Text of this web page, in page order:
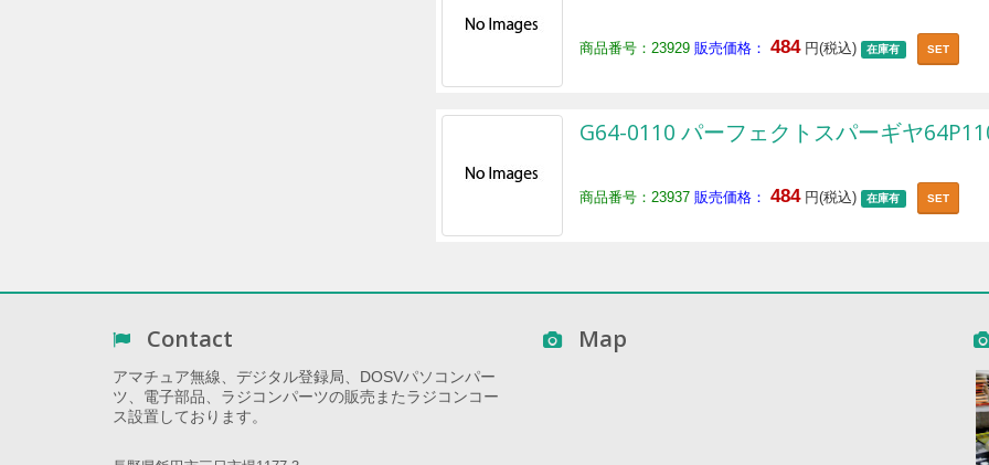
商品番号：23929 販売価格： 484円(税込) 在庫有 SET
G64-0110 パーフェクトスパーギヤ
商品番号：23937 販売価格： 484円(税込) 在庫有 SET
Contact
アマチュア無線、デジタル登録局、DOSVパソコンパー
ツ、電子部品、ラジコンパーツの販売またラジコンコー
ス設置しております。
Map